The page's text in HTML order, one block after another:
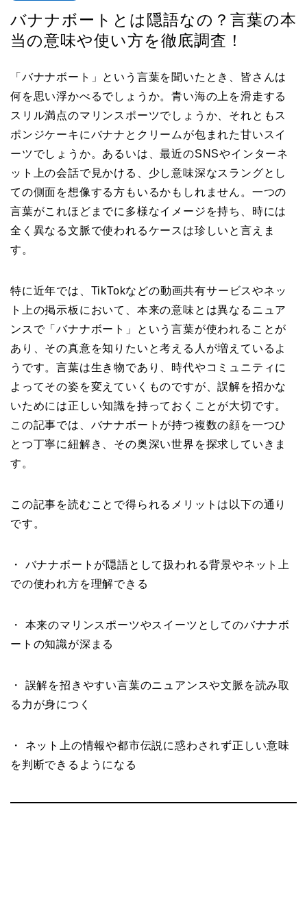
バナナボートとは隠語なの？言葉の本
当の意味や使い方を徹底調査！
「バナナボート」という言葉を聞いたとき、皆さんは
何を思い浮かべるでしょうか。青い海の上を滑走する
スリル満点のマリンスポーツでしょうか、それともス
ポンジケーキにバナナとクリームが包まれた甘いスイ
ーツでしょうか。あるいは、最近のSNSやインターネ
ット上の会話で見かける、少し意味深なスラングとし
ての側面を想像する方もいるかもしれません。一つの
言葉がこれほどまでに多様なイメージを持ち、時には
全く異なる文脈で使われるケースは珍しいと言えま
す。
特に近年では、TikTokなどの動画共有サービスやネッ
ト上の掲示板において、本来の意味とは異なるニュア
ンスで「バナナボート」という言葉が使われることが
あり、その真意を知りたいと考える人が増えているよ
うです。言葉は生き物であり、時代やコミュニティに
よってその姿を変えていくものですが、誤解を招かな
いためには正しい知識を持っておくことが大切です。
この記事では、バナナボートが持つ複数の顔を一つひ
とつ丁寧に紐解き、その奥深い世界を探求していきま
す。
この記事を読むことで得られるメリットは以下の通り
です。
・ バナナボートが隠語として扱われる背景やネット上
での使われ方を理解できる
・ 本来のマリンスポーツやスイーツとしてのバナナボ
ートの知識が深まる
・ 誤解を招きやすい言葉のニュアンスや文脈を読み取
る力が身につく
・ ネット上の情報や都市伝説に惑わされず正しい意味
を判断できるようになる